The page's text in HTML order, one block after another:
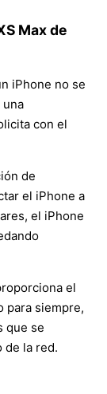
Max de
iPhone no se
una
con el
de
el iPhone a
el iPhone
el
para siempre,
que se
de la red.